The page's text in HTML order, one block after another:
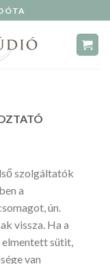
ÓTA
szolgáltatók
a
ún.
vissza. Ha a
sütit,
van